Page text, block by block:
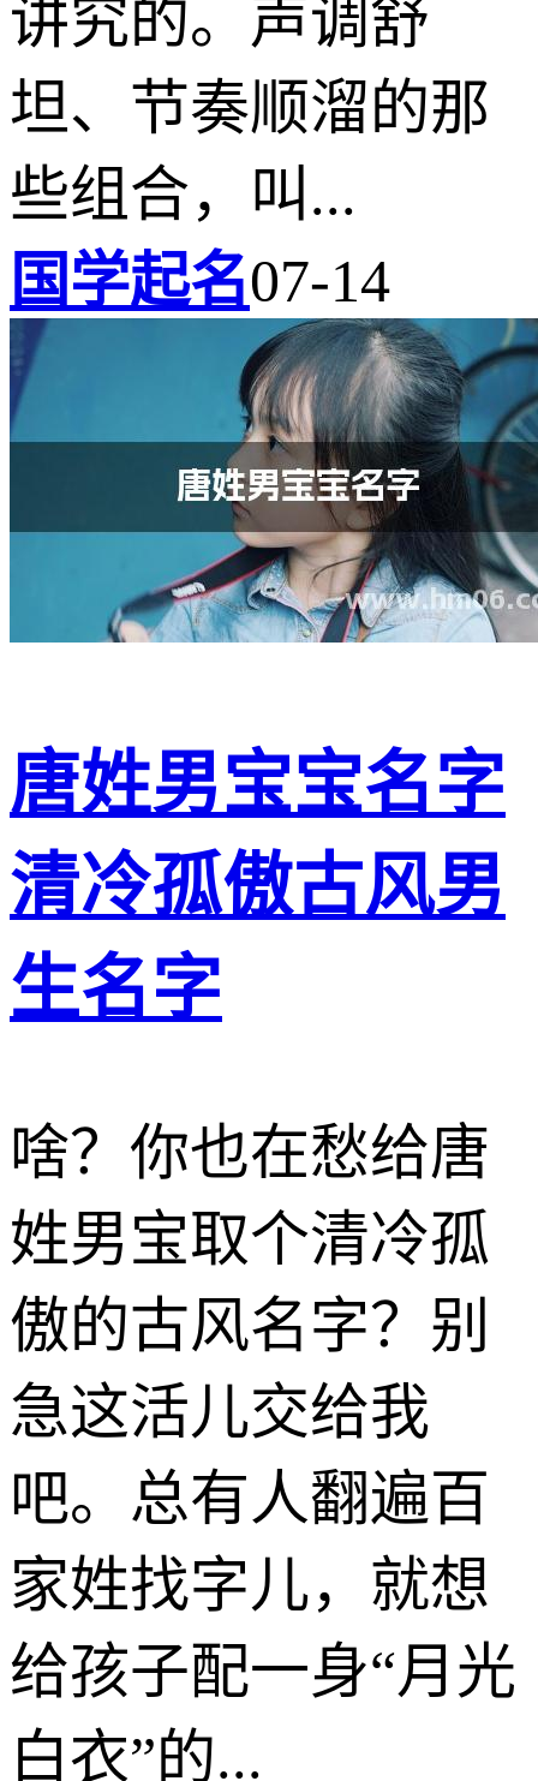
讲究的。声调舒
坦、节奏顺溜的那
些组合，叫...
国学起名07-14
唐姓男宝宝名字
清冷孤傲古风男
生名字
啥？你也在愁给唐
姓男宝取个清冷孤
傲的古风名字？别
急这活儿交给我
吧。总有人翻遍百
家姓找字儿，就想
给孩子配一身“月光
白衣”的...